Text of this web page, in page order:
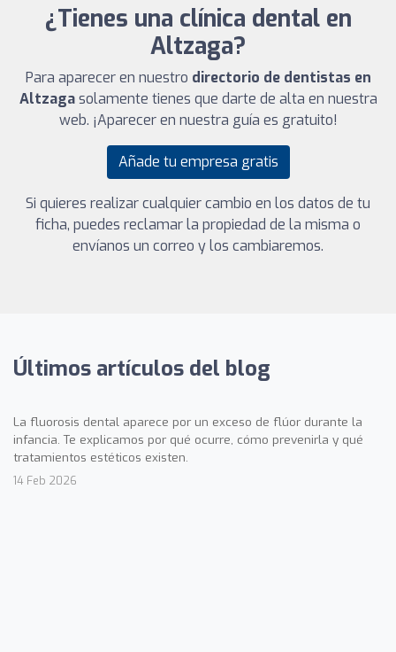
¿Tienes una clínica dental en
Altzaga?
Para aparecer en nuestro directorio de dentistas en
Altzagasolamente tienes que darte de alta en nuestra
web. ¡Aparecer en nuestra guía es gratuito!
Añade tu empresa gratis
Si quieres realizar cualquier cambio en los datos de tu
ficha, puedes reclamar la propiedad de la misma o
envíanos un correo y los cambiaremos.
Últimos artículos del blog
La fluorosis dental aparece por un exceso de flúor durante la
infancia. Te explicamos por qué ocurre, cómo prevenirla y qué
tratamientos estéticos existen.
14 Feb 2026